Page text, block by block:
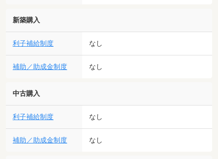
新築購入
利子補給制度 なし
補助／助成金制度 なし
中古購入
利子補給制度 なし
補助／助成金制度 なし